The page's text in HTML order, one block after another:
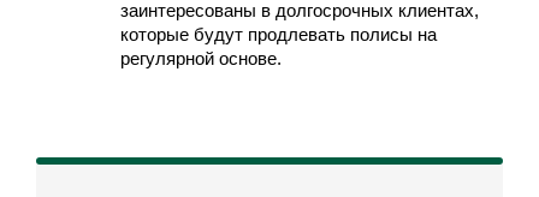
заинтересованы в долгосрочных клиентах,
которые будут продлевать полисы на
регулярной основе.